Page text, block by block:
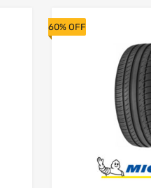
60% OFF